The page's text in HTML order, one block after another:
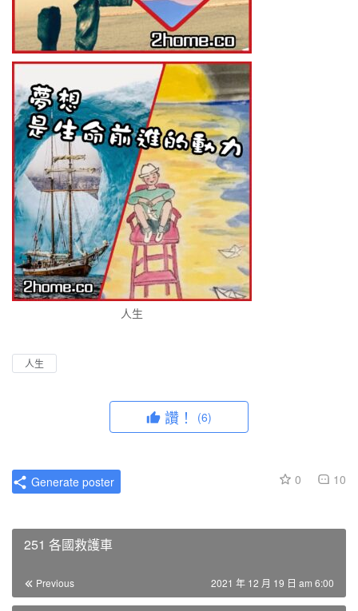
人生
人生
讚！ (6)
0 10
Generate poster
251 各國救護車
Previous 2021 年 12 月 19 日 am 6:00